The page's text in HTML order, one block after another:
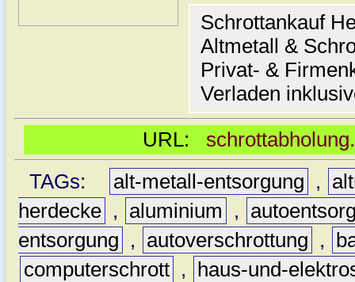
Schrottankauf
Altmetall &
Privat- &
Verladen
URL:
TAGs:
alt-metall-entsorgung ,
herdecke , aluminium ,
entsorgung
, autoverschrottung ,
computerschrott ,
haus-und-